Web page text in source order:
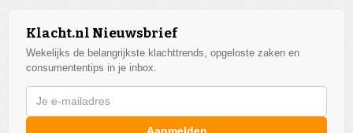
Klacht.nl Nieuwsbrief
Wekelijks de belangrijkste klachttrends, opgeloste zaken en
consumententips in je inbox.